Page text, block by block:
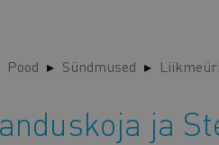
Pood Sündmused
ja